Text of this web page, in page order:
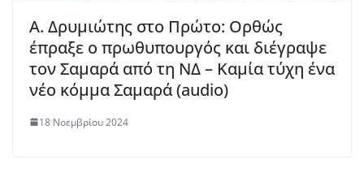
Α. Δρυμιώτης στο Πρώτο: Ορθώς
έπραξε ο πρωθυπουργός και διέγραψε
τον Σαμαρά από τη ΝΔ – Καμία τύχη ένα
νέο κόμμα Σαμαρά (audio)
18 Νοεμβρίου 2024